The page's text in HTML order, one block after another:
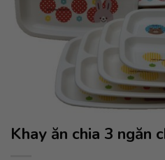
Khay ăn chia 3 ngăn